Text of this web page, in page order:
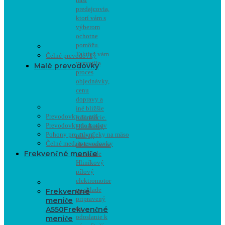
predajcovia,
ktorí vám s
výberom
ochotne
pomôžu.
Taktiež vám
vysvetlia
proces
objednávky,
cenu
dopravy a
iné bližšie
informácie.
Hliníkový
pílový
elektromotor
na sklade
Hliníkový
pílový
elektromotor
na sklade
pripravený
na
odoslanie k
Čelné prevodovky
Malé prevodovky
Prevodovky na gril
Prevodovky do kotlov
Pohony pre mlynčeky na mäso
Čelné medziprevodovky
Frekvenčné meniče
Frekvenčné
meniče
A550Frekvenčné
meniče